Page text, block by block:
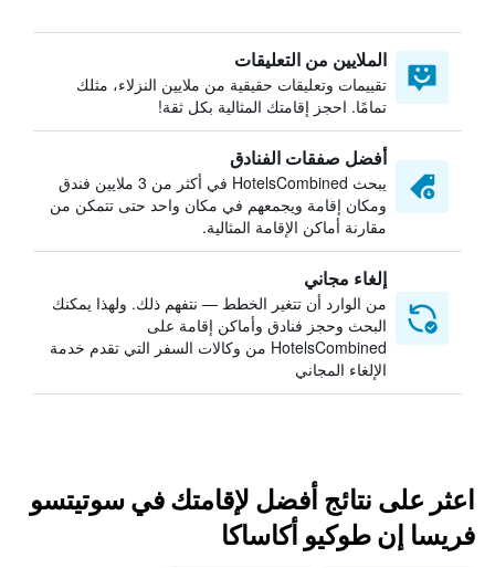
الملايين من التعليقات
تقييمات وتعليقات حقيقية من ملايين النزلاء، مثلك
تمامًا. احجز إقامتك المثالية بكل ثقة!
أفضل صفقات الفنادق
يبحث HotelsCombined في أكثر من 3 ملايين فندق
ومكان إقامة ويجمعهم في مكان واحد حتى تتمكن من
مقارنة أماكن الإقامة المثالية.
إلغاء مجاني
من الوارد أن تتغير الخطط — نتفهم ذلك. ولهذا يمكنك
البحث وحجز فنادق وأماكن إقامة على
HotelsCombined من وكالات السفر التي تقدم خدمة
الإلغاء المجاني
اعثر على نتائج أفضل لإقامتك في سوتيتسو
فريسا إن طوكيو أكاساكا